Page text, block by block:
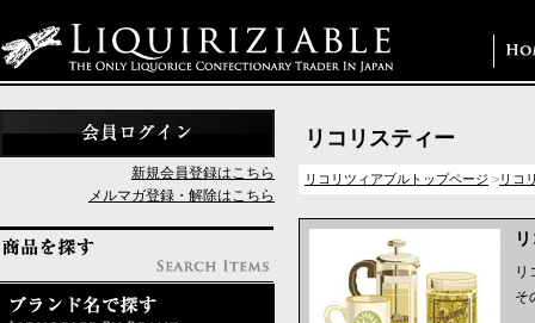
リコリスティー
リコリツィアブルトップページ >リコ
リ
そ
新規会員登録はこちら
メルマガ登録・解除はこちら